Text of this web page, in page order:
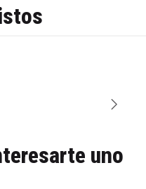
uno